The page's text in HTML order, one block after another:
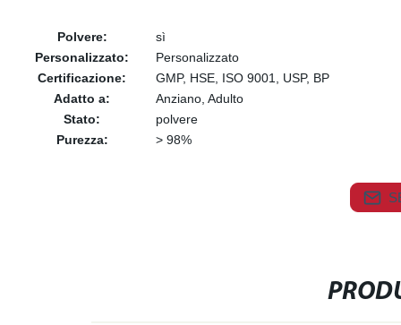
Polvere:
sì
Personalizzato:
Personalizzato
Certificazione:
GMP, HSE, ISO 9001, USP, BP
Adatto a:
Anziano, Adulto
Stato:
polvere
Purezza:
> 98%